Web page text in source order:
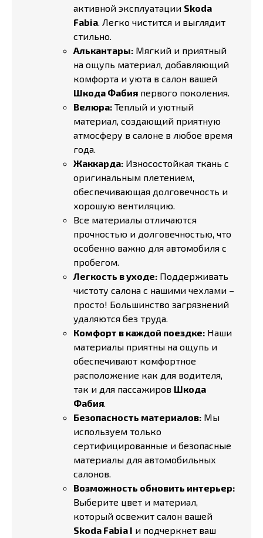
активной эксплуатации Skoda
Fabia. Легко чистится и выглядит
стильно.
Алькантары: Мягкий и приятный
на ощупь материал, добавляющий
комфорта и уюта в салон вашей
Шкода Фабия первого поколения.
Велюра: Теплый и уютный
материал, создающий приятную
атмосферу в салоне в любое время
года.
Жаккарда: Износостойкая ткань с
оригинальным плетением,
обеспечивающая долговечность и
хорошую вентиляцию.
Все материалы отличаются
прочностью и долговечностью, что
особенно важно для автомобиля с
пробегом.
Легкость в уходе: Поддерживать
чистоту салона с нашими чехлами –
просто! Большинство загрязнений
удаляются без труда.
Комфорт в каждой поездке: Наши
материалы приятны на ощупь и
обеспечивают комфортное
расположение как для водителя,
так и для пассажиров Шкода
Фабия.
Безопасность материалов: Мы
используем только
сертифицированные и безопасные
материалы для автомобильных
салонов.
Возможность обновить интерьер:
Выберите цвет и материал,
который освежит салон вашей
Skoda Fabia I и подчеркнет ваш